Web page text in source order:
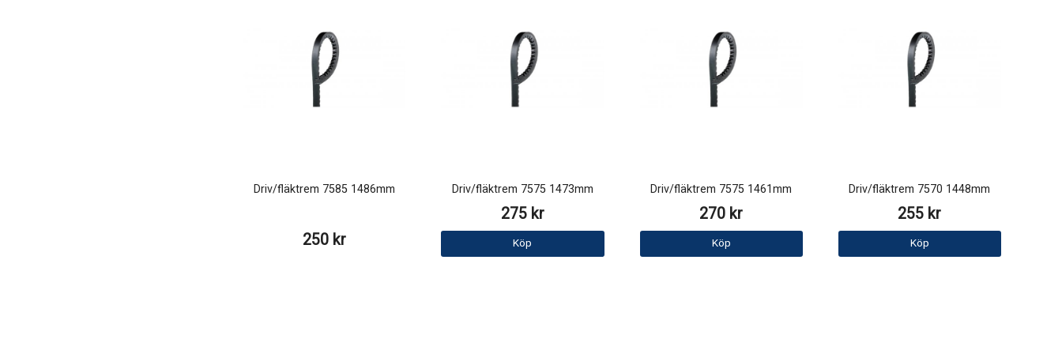
Driv/fläktrem 7585 1486mm
250 kr
Driv/fläktrem 7575 1473mm
275 kr
Köp
Driv/fläktrem 7575 1461mm
270 kr
Köp
Driv/fläktrem 7570 1448mm
255 kr
Köp